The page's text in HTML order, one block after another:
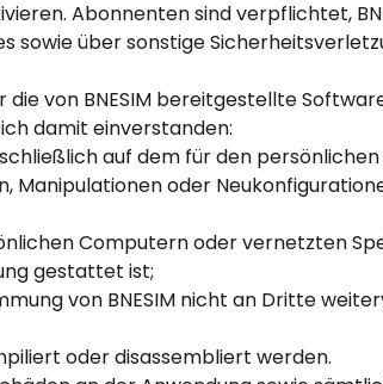
Abonnenten sind verpflichtet,
über sonstige
von BNESIM bereitgestellte
damit einverstanden:
auf dem für den
oder
Computern oder vernetzten
gestattet ist;
von BNESIM nicht an Dritte
oder disassembliert werden.